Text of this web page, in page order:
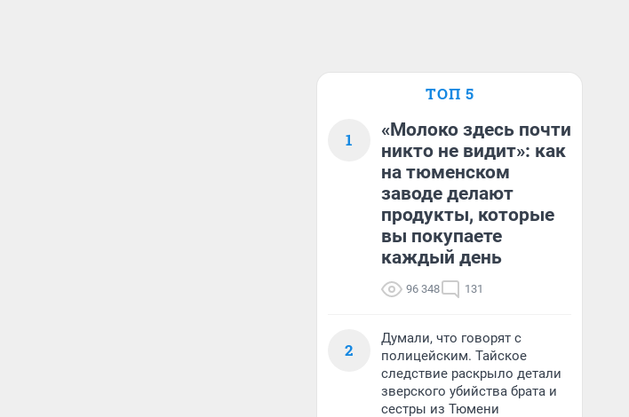
ТОП 5
1
«Молоко здесь почти
никто не видит»: как
на тюменском
заводе делают
продукты, которые
вы покупаете
каждый день
96 348 131
2
Думали, что говорят с
полицейским. Тайское
следствие раскрыло детали
зверского убийства брата и
сестры из Тюмени